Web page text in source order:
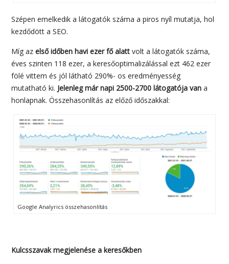
Szépen emelkedik a látogatók száma a piros nyíl mutatja, hol
kezdődött a SEO.
Míg azelső időben havi ezer fő alatt volt a látogatók száma,
éves szinten 118 ezer, a keresőoptimalizálással ezt 462 ezer
fölé vittem és jól látható 290%- os eredményesség
mutatható ki. Jelenleg már napi 2500-2700 látogatója van a
honlapnak. Összehasonlítás az előző időszakkal:
Google Analyrics összehasonlítás
Kulcsszavak megjelenése a keresőkben